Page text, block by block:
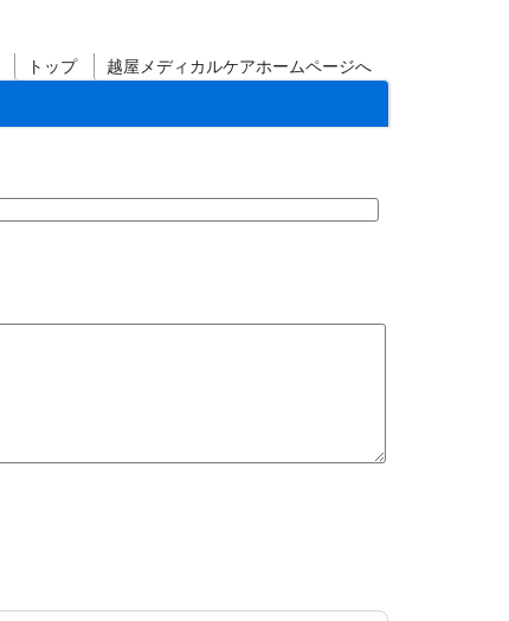
越屋メディカルケアホームページへ
トップ